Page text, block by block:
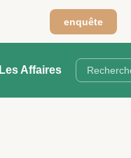
enquête
Les Affaires